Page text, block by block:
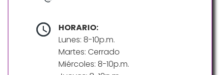
HORARIO:
Lunes: 8-10p.m.
Martes: Cerrado
Miércoles: 8-10p.m.